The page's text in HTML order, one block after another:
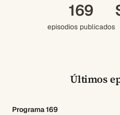
169
episodios publicados
Últimos
Programa 169